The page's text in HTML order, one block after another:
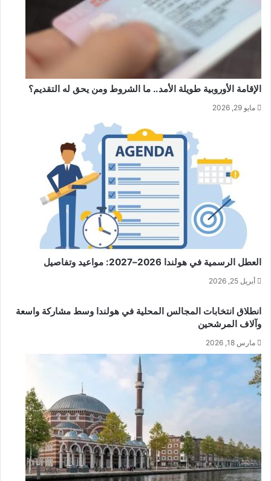
الإقامة الأوروبية طويلة الأمد.. ما الشروط ومن يحق له التقديم؟
مايو 29, 2026
العطل الرسمية في هولندا 2026–2027: مواعيد وتفاصيل
أبريل 25, 2026
انطلاق انتخابات المجالس المحلية في هولندا وسط مشاركة واسعة
وآلاف المرشحين
مارس 18, 2026